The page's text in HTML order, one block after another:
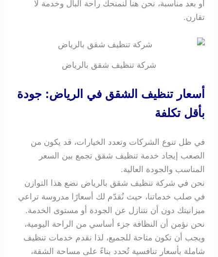
أو بعد مناسبة، نحن هنا لنمنحك راحة البال وخدمة لا
تقارن.
شركة تنظيف شقق بالرياض
أسعار تنظيف الشقق في الرياض: جودة
بأقل تكلفة
في ظل تنوع الشركات وتعدد الخيارات، قد يكون من
الصعب إيجاد خدمة تنظيف شقق تجمع بين السعر
المناسب والجودة العالية.
نحن في شركة تنظيف شقق بالرياض نضع هذا التوازن
في صلب خدماتنا، حيث نُقدّم لك أسعارًا مدروسة تراعي
ميزانيتك دون أن نتنازل عن الجودة أو مستوى الخدمة.
نحن نؤمن أن النظافة جزء أساسي من الراحة اليومية،
ويجب أن تكون متاحة للجميع، لذا نقدم خدمات تنظيف
شاملة بأسعار تنافسية تُحدد بناءً على مساحة الشقة،